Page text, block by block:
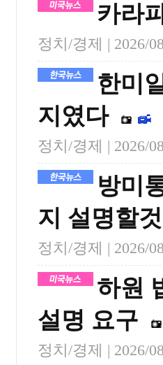
카라
정치/경제 | 2026/
한미
지였다
정치/경제 | 2026/
방미
지 설명할
정치/경제 | 2026/
하원
설명 요구
정치/경제 | 2026/